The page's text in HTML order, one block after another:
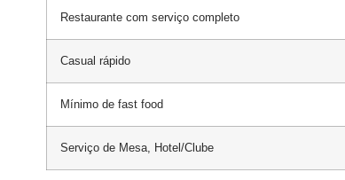
Restaurante com serviço completo
Casual rápido
Mínimo de fast food
Serviço de Mesa, Hotel/Clube